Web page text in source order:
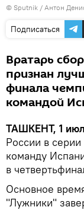
© Sputnik / Антон
Подписаться
Вратарь
признан
финала
командой
ТАШКЕНТ, 1
России в
команду
в
Основное
"Лужники"